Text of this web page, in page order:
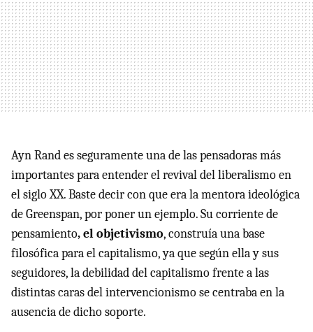
Ayn Rand es seguramente una de las pensadoras más
importantes para entender el revival del liberalismo en
el siglo XX. Baste decir con que era la mentora ideológica
de Greenspan, por poner un ejemplo. Su corriente de
pensamiento, el objetivismo, construía una base
filosófica para el capitalismo, ya que según ella y sus
seguidores, la debilidad del capitalismo frente a las
distintas caras del intervencionismo se centraba en la
ausencia de dicho soporte.